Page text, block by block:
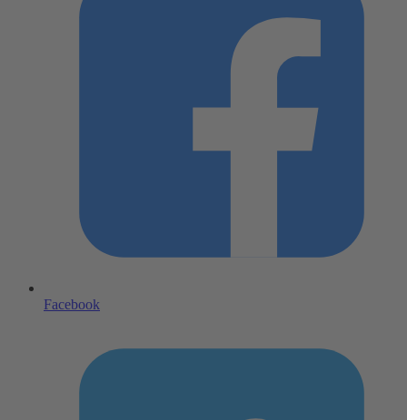
Facebook